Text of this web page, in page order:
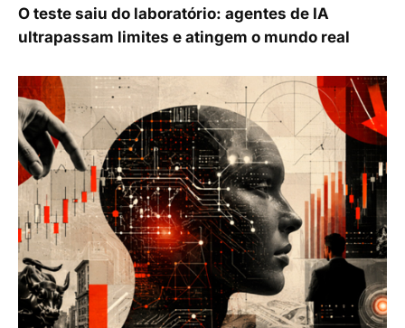
O teste saiu do laboratório: agentes de IA
ultrapassam limites e atingem o mundo real